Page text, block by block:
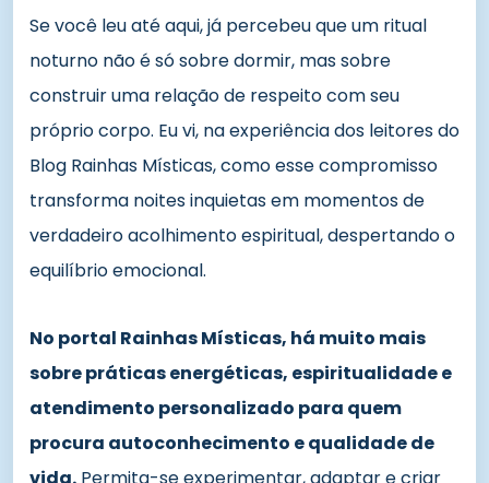
Se você leu até aqui, já percebeu que um ritual
noturno não é só sobre dormir, mas sobre
construir uma relação de respeito com seu
próprio corpo. Eu vi, na experiência dos leitores do
Blog Rainhas Místicas, como esse compromisso
transforma noites inquietas em momentos de
verdadeiro acolhimento espiritual, despertando o
equilíbrio emocional.
No portal Rainhas Místicas, há muito mais
sobre práticas energéticas, espiritualidade e
atendimento personalizado para quem
procura autoconhecimento e qualidade de
vida. Permita-se experimentar, adaptar e criar